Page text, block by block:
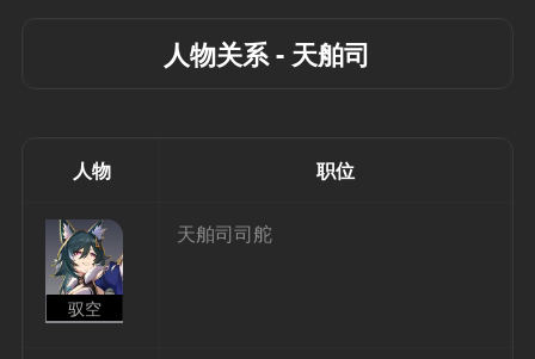
人物关系 - 天舶司
人物 职位
驭空
天舶司司舵